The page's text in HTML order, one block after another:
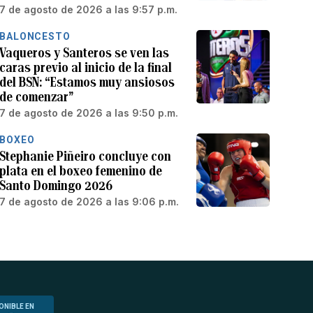
7 de agosto de 2026 a las 9:57 p.m.
BALONCESTO
Vaqueros y Santeros se ven las
caras previo al inicio de la final
del BSN: “Estamos muy ansiosos
de comenzar”
7 de agosto de 2026 a las 9:50 p.m.
BOXEO
Stephanie Piñeiro concluye con
plata en el boxeo femenino de
Santo Domingo 2026
7 de agosto de 2026 a las 9:06 p.m.
EN